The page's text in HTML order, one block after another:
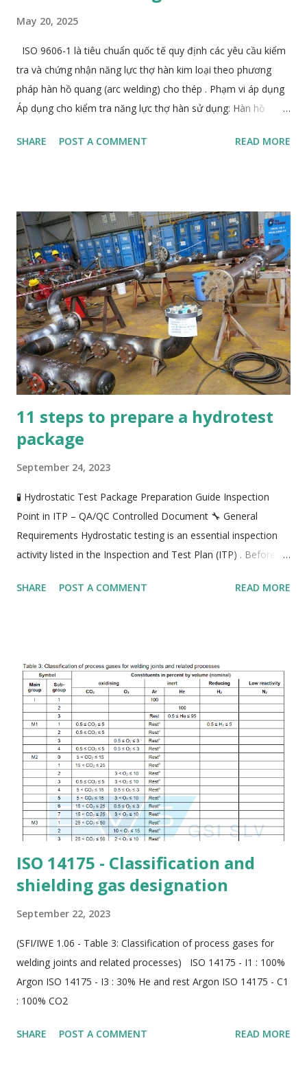
May 20, 2025
ISO 9606-1 là tiêu chuẩn quốc tế quy định các yêu cầu kiểm
tra và chứng nhận năng lực thợ hàn kim loại theo phương
pháp hàn hồ quang (arc welding) cho thép . Phạm vi áp dụng
Áp dụng cho kiểm tra năng lực thợ hàn sử dụng: Hàn hồ
(GMAW / 135, 136, 138, GTAW / 141, FCAW, SAW / 121) Hàn
Loại liên kết kiểm tra: Mối hàn đối đầu (Butt weld) Mối hàn
góc (Fillet weld) Vị trí hàn: PA (Flat), PC (Horizontal), PF
(Vertical-up), PE (Overhead), v.v. Phạm vi chứng nhận (Range
of qualification): Vật liệu (theo nhóm ISO 15608) Quá trình
hàn Loại liên kết Vị trí hàn Đường kính/thickness Sản phẩm:
Plate hoặc Pipe Tiêu chí kiểm tra: Hình dạng ngoại quan mối
hàn (visual inspection) Kiểm tra phá hủy (des...
SHARE POST A COMMENT READ MORE
11 steps to prepare a hydrotest
package
September 24, 2023
🧪 Hydrostatic Test Package Preparation Guide Inspection
Point in ITP – QA/QC Controlled Document 🔧 General
Requirements Hydrostatic testing is an essential inspection
activity listed in the Inspection and Test Plan (ITP) . Before
fulfilled : The hydrotest procedure has been approved by the
to the project specification, with acceptable results . All
relevant documentation must be collected for inclusion in the
test package . 📦 11 Steps to Prepare a Hydrotest Package 1.
Cover Page Include project name, client, contractor, system
name, line class, and test type. A sample form can be
customized to suit your project format. 2. Content Sheet
Provides a summary index of documents included. Pre-fill
standard informatio...
SHARE POST A COMMENT READ MORE
ISO 14175 - Classification and
shielding gas designation
September 22, 2023
(SFI/IWE 1.06 - Table 3: Classification of process gases for
welding joints and related processes) ISO 14175 - I1 : 100%
Argon ISO 14175 - I3 : 30% He and rest Argon ISO 14175 - C1
: 100% CO2
SHARE POST A COMMENT READ MORE